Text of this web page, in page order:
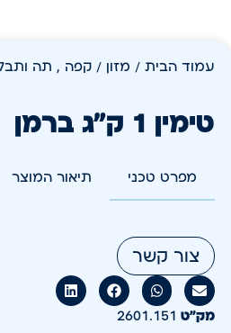
עמוד הבית / מזון / קפה , תה
טימין 1 ק"ג ברמן
מפרט טכני תיאור המוצר
צור קשר
מק״ט 2601.151